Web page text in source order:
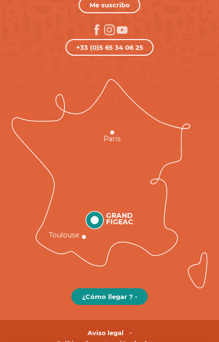
Me suscribo
+33 (0)5 65 34 06 25
GRAND
FIGEAC
Toulouse
Paris
¿Cómo llegar ? -
Aviso legal